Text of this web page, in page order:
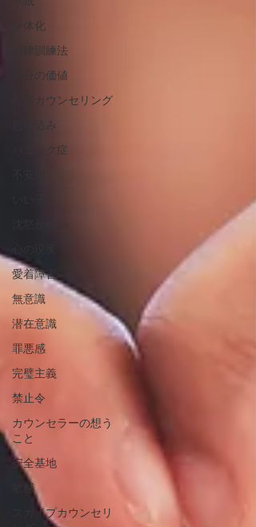
身体化
自律訓練法
自分の価値
心理カウンセリング
思い込み
パニック症
沈黙が怖い
愛着障害
無意識
潜在意識
罪悪感
完璧主義
禁止令
カウンセラーの想う
こと
安全基地
敏感
スカイプカウンセリ